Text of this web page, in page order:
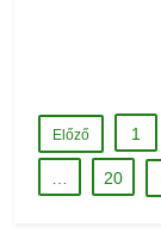
Előző 1
… 20